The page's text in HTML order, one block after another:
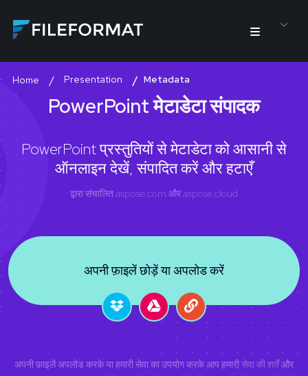
Home Presentation Metadata
PowerPoint मेटाडेटा संपादक
PowerPoint प्रस्तुतियों से मेटाडेटा को आसानी से
ऑनलाइन देखें, संपादित करें और हटाएँ
द्वारा संचालितaspose.com औरaspose.cloud
अपनी फ़ाइलें छोड़ें या अपलोड करें
अपनी फ़ाइलें अपलोड करके या हमारी सेवा का उपयोग करके आप हमारीसेवा की शर्तेंऔर